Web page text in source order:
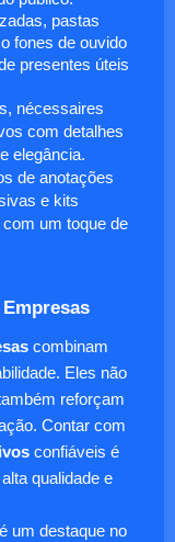
pastas
fones de ouvido
presentes úteis
nécessaires
com detalhes
elegância.
de anotações
e kits
um toque de
combinam
Eles não
reforçam
Contar com
confiáveis é
qualidade e
é um destaque no